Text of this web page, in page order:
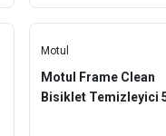
Motul
Motul Frame Clean
Bisiklet Temizleyici